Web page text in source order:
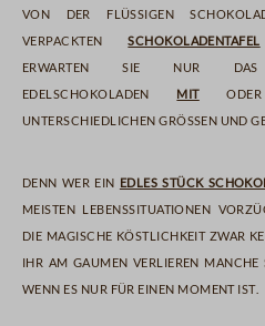
Von der flüssigen
verpacktenSchokoladentafel
Erwarten Sie nur
Edelschokoladen mit
unterschiedlichen Größen und
Denn wer ein edles Stück
meisten Lebenssituationen
die magische Köstlichkeit zwar
ihr am Gaumen verlieren
wenn es nur für einen Moment ist.